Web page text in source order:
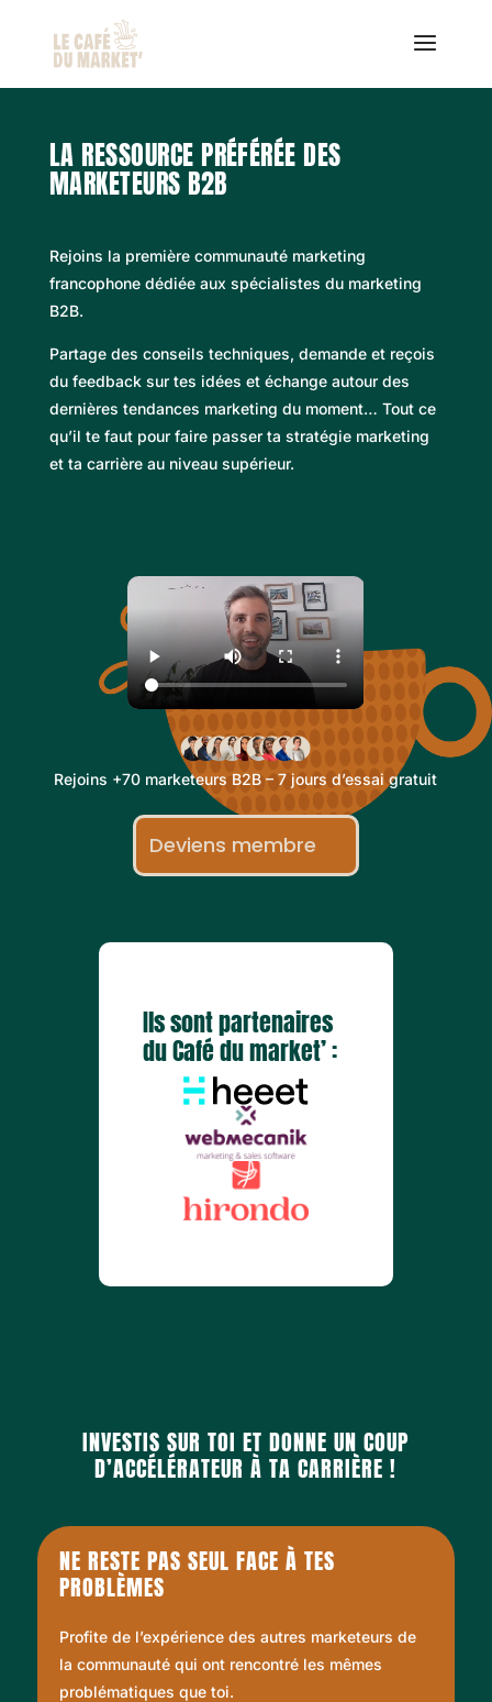
LA RESSOURCE PRÉFÉRÉE DES
MARKETEURS B2B
Rejoins la première communauté marketing
francophone dédiée aux spécialistes du marketing
B2B.
Partage des conseils techniques, demande et reçois
du feedback sur tes idées et échange autour des
dernières tendances marketing du moment… Tout ce
qu’il te faut pour faire passer ta stratégie marketing
et ta carrière au niveau supérieur.
Rejoins +70 marketeurs B2B – 7 jours d’essai gratuit
Deviens membre
Ils sont partenaires
du Café du market’ :
INVESTIS SUR TOI ET DONNE UN COUP
D’ACCÉLÉRATEUR À TA CARRIÈRE !
NE RESTE PAS SEUL FACE À TES
PROBLÈMES
Profite de l’expérience des autres marketeurs de
la communauté qui ont rencontré les mêmes
problématiques que toi.